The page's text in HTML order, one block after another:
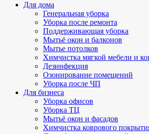
Для дома
Генеральная уборка
Уборка после ремонта
Поддерживающая уборка
Мытьё окон и балконов
Мытье потолков
Химчистка мягкой мебели и
Дезинфекция
Озонирование помещений
Уборка после ЧП
Для бизнеса
Уборка офисов
Уборка ТЦ
Мытьё окон и фасадов
Химчистка коврового